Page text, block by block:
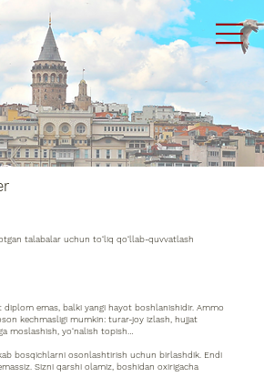
talabalar uchun to‘liq qo‘llab-quvvatlash
diplom emas, balki yangi hayot boshlanishidir. Ammo
kechmasligi mumkin: turar-joy izlash, hujjat
moslashish, yo‘nalish topish…
bosqichlarni osonlashtirish uchun birlashdik. Endi
Sizni qarshi olamiz, boshidan oxirigacha